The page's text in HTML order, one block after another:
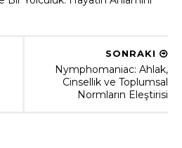
SONRAKI
Nymphomaniac: Ahlak,
Cinsellik ve Toplumsal
Normların Eleştirisi